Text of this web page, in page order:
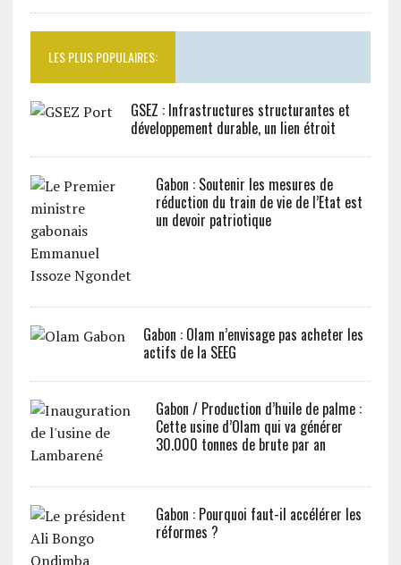
LES PLUS POPULAIRES:
GSEZ : Infrastructures structurantes et
développement durable, un lien étroit
Gabon : Soutenir les mesures de
réduction du train de vie de l’Etat est
un devoir patriotique
Gabon : Olam n’envisage pas acheter les
actifs de la SEEG
Gabon / Production d’huile de palme :
Cette usine d’Olam qui va générer
30.000 tonnes de brute par an
Gabon : Pourquoi faut-il accélérer les
réformes ?